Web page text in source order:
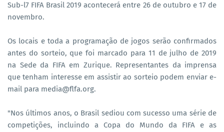
Sub-l7 FIFA Brasil 2019 acontecerá entre 26 de outubro e 17 de
novembro.
Os locais e toda a programação de jogos serão confirmados
antes do sorteio, que foi marcado para 11 de julho de 2019
na Sede da FIFA em Zurique. Representantes da imprensa
que tenham interesse em assistir ao sorteio podem enviar e-
mail para media@flfa.org.
"Nos últimos anos, o Brasil sediou com sucesso uma série de
competições, incluindo a Copa do Mundo da FIFA e as